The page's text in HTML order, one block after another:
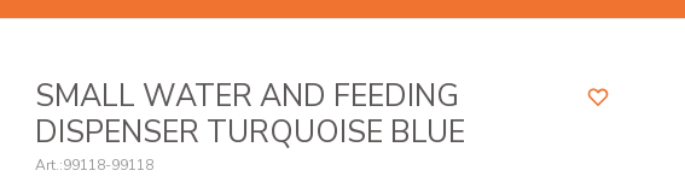
SMALL WATER AND FEEDING
DISPENSER TURQUOISE BLUE
99118-99118